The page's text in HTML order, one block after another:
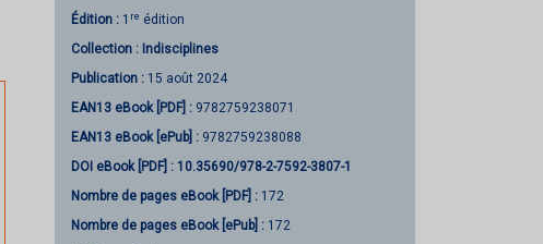
Édition : 1 re édition
Collection : Indisciplines
Publication : 15 août 2024
EAN13 eBook [PDF] : 9782759238071
EAN13 eBook [ePub] : 9782759238088
DOI eBook [PDF] : 10.35690/978-2-7592-3807-1
Nombre de pages eBook [PDF] : 172
Nombre de pages eBook [ePub] : 172